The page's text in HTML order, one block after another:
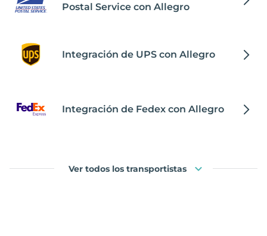
Postal Service con Allegro
Integración de UPS con Allegro
Integración de Fedex con Allegro
Ver todos los transportistas